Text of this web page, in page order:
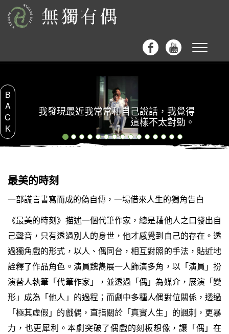
Toggle
B
A
C
K
我發現最近我常常和自己說話，我覺得
這樣不太對勁。
最美的時刻
一部謊言書寫而成的偽自傳，一場借來人生的獨角告白
《最美的時刻》描述一個代筆作家，總是藉他人之口發出自
己聲音，只有透過別人的身世，他才感覺到自己的存在。透
過獨角戲的形式，以人、偶同台，相互對照的手法，貼近地
詮釋了作品角色。演員魏雋展一人飾演多角，以「演員」扮
演替人執筆「代筆作家」，並透過「偶」為媒介，展演「變
形」成為「他人」的過程；而劇中多種人∕偶對位關係，透過
「極其虛假」的戲偶，直指關於「真實人生」的諷刺，更暴
力，也更犀利。本劇突破了偶戲的刻板想像，讓「偶」在